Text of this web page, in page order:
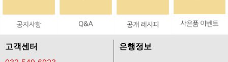
고객센터
은행정보